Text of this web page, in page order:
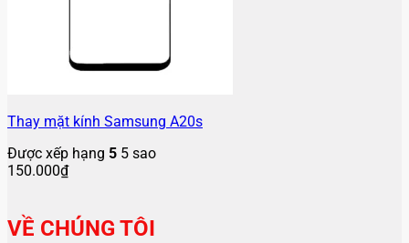
Thay mặt kính Samsung A20s
Được xếp hạng 5 5 sao
150.000₫
VỀ CHÚNG TÔI